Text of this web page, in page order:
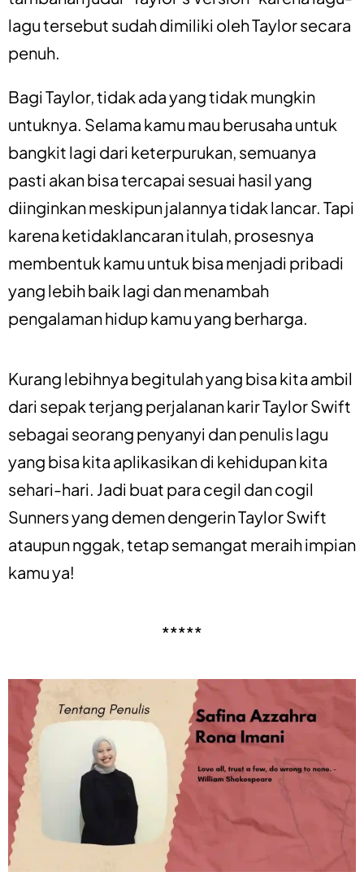
lagu tersebut sudah dimiliki oleh Taylor secara
penuh.
Bagi Taylor, tidak ada yang tidak mungkin
untuknya. Selama kamu mau berusaha untuk
bangkit lagi dari keterpurukan, semuanya
pasti akan bisa tercapai sesuai hasil yang
diinginkan meskipun jalannya tidak lancar. Tapi
karena ketidaklancaran itulah, prosesnya
membentuk kamu untuk bisa menjadi pribadi
yang lebih baik lagi dan menambah
pengalaman hidup kamu yang berharga.
Kurang lebihnya begitulah yang bisa kita ambil
dari sepak terjang perjalanan karir Taylor Swift
sebagai seorang penyanyi dan penulis lagu
yang bisa kita aplikasikan di kehidupan kita
sehari-hari. Jadi buat para cegil dan cogil
Sunners yang demen dengerin Taylor Swift
ataupun nggak, tetap semangat meraih impian
kamu ya!
*****